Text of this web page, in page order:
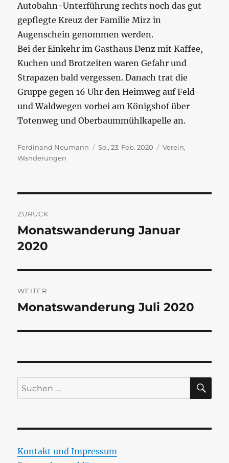
Autobahn-Unterführung rechts noch das gut
gepflegte Kreuz der Familie Mirz in
Augenschein genommen werden.
Bei der Einkehr im Gasthaus Denz mit Kaffee,
Kuchen und Brotzeiten waren Gefahr und
Strapazen bald vergessen. Danach trat die
Gruppe gegen 16 Uhr den Heimweg auf Feld-
und Waldwegen vorbei am Königshof über
Totenweg und Oberbaummühlkapelle an.
Autor
Ferdinand Neumann
Veröffentlicht
So., 23. Feb. 2020 Kategorien
Verein,
Wanderungen
ZURÜCK
Vorheriger
Beitrag:
Monatswanderung Januar
2020
WEITER
Nächster
Monatswanderung Juli 2020
Suchen
nach:
Kontakt und Impressum